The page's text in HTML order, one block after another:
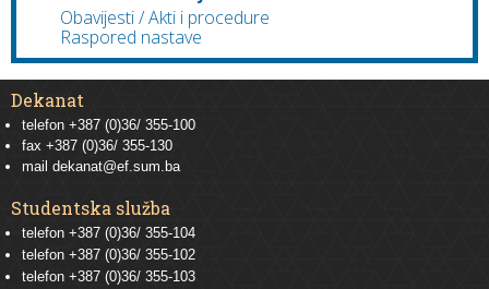
Obavijesti / Akti i procedure
Raspored nastave
Dekanat
telefon +387 (0)36/ 355-100
fax +387 (0)36/ 355-130
mail dekanat@ef.sum.ba
Studentska služba
telefon +387 (0)36/ 355-104
telefon +387 (0)36/ 355-102
telefon +387 (0)36/ 355-103